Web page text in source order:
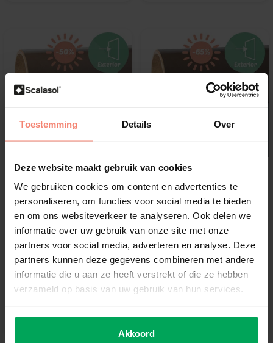
Toestemming Details Over
Deze website maakt gebruik van cookies
We gebruiken cookies om content en advertenties te
personaliseren, om functies voor social media te bieden
en om ons websiteverkeer te analyseren. Ook delen we
informatie over uw gebruik van onze site met onze
partners voor social media, adverteren en analyse. Deze
partners kunnen deze gegevens combineren met andere
informatie die u aan ze heeft verstrekt of die ze hebben
verzameld op basis van uw gebruik van hun services.
Akkoord
Sonnenschutzfolie |
NT50E | Leicht getönt
durchsichtig
50% Reduzierung Sonnenwärme
Außenmontage
€22,50
Sonnenschutzfolie |
NT65E | Mittel getönt
65% Reduzierung Sonnenwärme
Außenmontage
€24,50